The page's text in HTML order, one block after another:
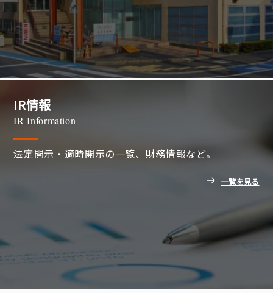
IR情報
IR Information
法定開示・適時開示の一覧、財務情報など。
一覧を見る